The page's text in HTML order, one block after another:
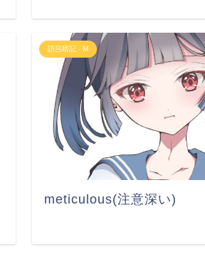
語呂暗記 - M
meticulous(注意深い)